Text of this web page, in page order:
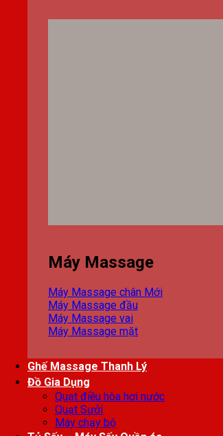
Máy Massage
Máy Massage chân
Máy Massage đầu
Máy Massage vai
Máy Massage mặt
Ghế Massage Thanh Lý
Đồ Gia Dụng
Quạt điều hòa hơi nước
Quạt Sưởi
Máy chạy bộ